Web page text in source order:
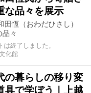
な品々を展示
田恆（おわだひさし）
品々
終了しました。
化館
の暮らしの移り変
具で学ぼう｜上越